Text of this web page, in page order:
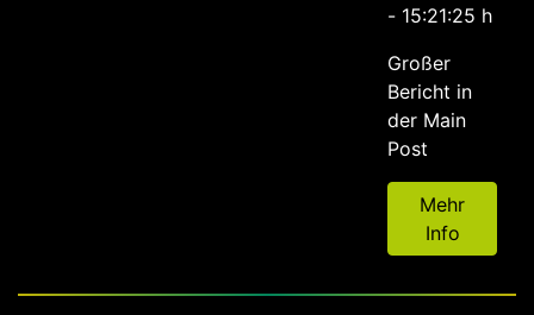
- 15:21:25 h
Großer
Bericht in
der Main
Post
Mehr
Info